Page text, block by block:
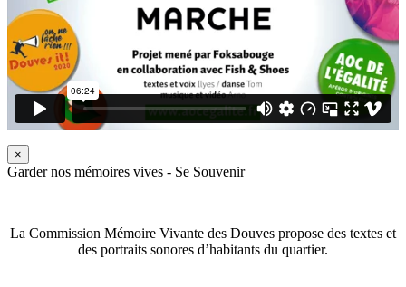
×
Garder nos mémoires vives - Se Souvenir
La Commission Mémoire Vivante des Douves propose des textes et
des portraits sonores d’habitants du quartier.